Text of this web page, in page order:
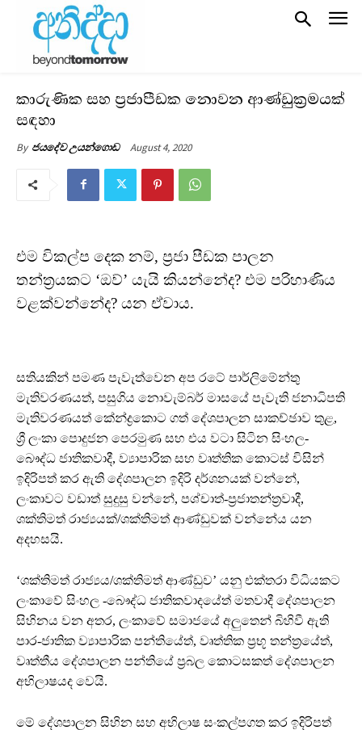
කාරුණික සහ ප්‍රජාපීඩක නොවන ආණ්ඩුක්‍රමයක්
සඳහා
By ජයදේව උයන්ගොඩ August 4, 2020
එම විකල්ප දෙක නම්, ප්‍රජා පීඩක පාලන
තන්ත්‍රයකට ‘ඔව්’ යැයි කියන්නේද? එම පරිහාණිය
වළක්වන්නේද? යන ඒවාය.
සතියකින් පමණ පැවැත්වෙන අප රටේ පාර්ලිමේන්තු
මැතිවරණයත්, පසුගිය නොවැම්බර් මාසයේ පැවැති ජනාධිපති
මැතිවරණයත් කේන්ද්‍රකොට ගත් දේශපාලන සාකච්ඡාව තුළ,
ශ්‍රී ලංකා පොදුජන පෙරමුණ සහ එය වටා සිටින සිංහල-
බෞද්ධ ජාතිකවාදී, ව්‍යාපාරික සහ වෘත්තික කොටස් විසින්
ඉදිරිපත් කර ඇති දේශපාලන ඉදිරි දර්ශනයක් වන්නේ,
ලංකාවට වඩාත් සුදුසු වන්නේ, පශ්චාත්-ප්‍රජාතන්ත්‍රවාදී,
ශක්තිමත් රාජ්‍යයක්/ශක්තිමත් ආණ්ඩුවක් වන්නේය යන
අදහසයි.
‘ශක්තිමත් රාජ්‍යය/ශක්තිමත් ආණ්ඩුව’ යනු එක්තරා විධියකට
ලංකාවේ සිංහල -බෞද්ධ ජාතිකවාදයේත් මතවාදී දේශපාලන
සිහිනය වන අතර, ලංකාවේ සමාජයේ අලුතෙන් බිහිවී ඇති
පාර-ජාතික ව්‍යාපාරික පන්තියේත්, වෘත්තික ප්‍රභූ තන්ත්‍රයේත්,
වෘත්තීය දේශපාලන පන්තියේ ප්‍රබල කොටසකත් දේශපාලන
අභිලාෂයද වෙයි.
මේ දේශපාලන සිහින සහ අභිලාෂ සංකල්පගත කර ඉදිරිපත්